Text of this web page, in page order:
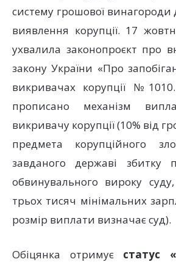
систему грошової винагороди
виявлення корупції. 17
ухвалила законопроєкт про
закону України «Про
викривачах корупції
прописано механізм
викривачу корупції (10% від
предмета корупційного
завданого державі збитку
обвинувального вироку
трьох тисяч мінімальних
розмір виплати визначає суд).
Обіцянка отримує статус